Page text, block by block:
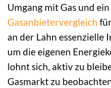
Umgang mit Gas und
Gasanbietervergleich
an der Lahn essenzielle
um die eigenen
lohnt sich, aktiv zu
Gasmarkt zu